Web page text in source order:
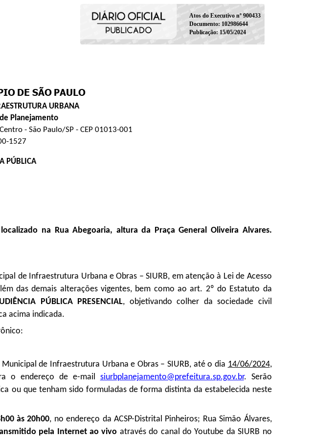
Atos do Executivo nº 900433
Documento: 102986644
Publicação: 15/05/2024
URBANA
Planejamento
- São Paulo/SP - CEP 01013-001
1527
PÚBLICA
na Rua Abegoaria, altura da Praça General Oliveira Alvares.
de Infraestrutura Urbana e Obras – SIURB, em atenção à Lei de Acesso
das demais alterações vigentes, bem como ao art. 2º do Estatuto da
PÚBLICA PRESENCIAL, objetivando colher da sociedade civil
acima indicada.
de Infraestrutura Urbana e Obras – SIURB, até o dia 14/06/2024,
o endereço de e-mail siurbplanejamento@prefeitura.sp.gov.br. Serão
ou que tenham sido formuladas de forma distinta da estabelecida neste
às 20h00, no endereço da ACSP-Distrital Pinheiros; Rua Simão Álvares,
pela Internet ao vivo através do canal do Youtube da SIURB no